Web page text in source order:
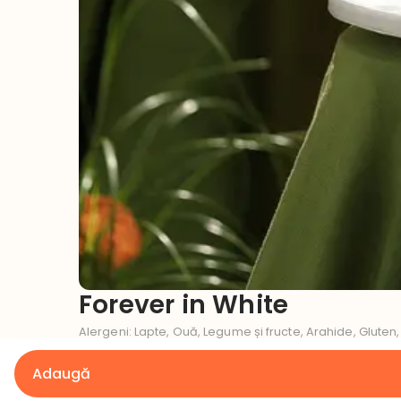
Forever in White
Alergeni: Lapte, Ouă, Legume și fructe, Arahide,
Ce gust dorești pentru tortul tău?
Adaugă